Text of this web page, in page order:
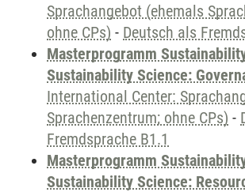
Sprachangebot (ehemals
ohne CPs) - Deutsch als
Masterprogramm
Sustainability Science:
International Center:
Sprachenzentrum; ohne CPs) -
Fremdsprache B1.1
Masterprogramm
Sustainability Science: